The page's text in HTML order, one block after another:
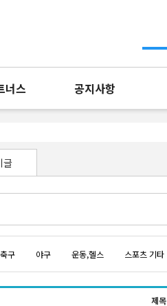
너스 공지사항
글
축구 야구 운동,헬스 스포츠 기타
제목